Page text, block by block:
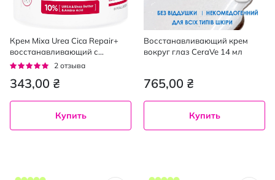
Крем Mixa Urea Cica Repair+
восстанавливающий с
мочевиной и ниацинамидом
тела 400 мл
Рейтинг:
2 отзыва
343,00 ₴
Купить
Восстанавливающий крем
вокруг глаз CeraVe 14 мл
765,00 ₴
Купить